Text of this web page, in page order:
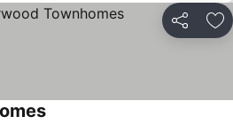
Partilhar